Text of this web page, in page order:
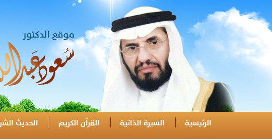
الرئيسية السيرة الذاتية القرآن الكريم الحديث